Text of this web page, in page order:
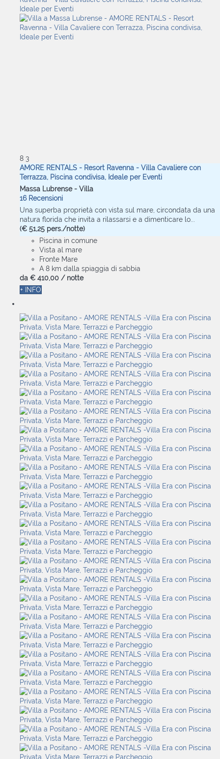
8 3
AMORE RENTALS - Resort Ravenna - Villa Cavaliere con
Terrazza, Piscina condivisa, Ideale per Eventi
Massa Lubrense - Villa
16 Recensioni
Una superba proprietà con vista sul mare, circondata da una
natura florida che invita a rilassarsi e a dimenticare lo...
(€ 51,25 pers./notte)
Piscina in comune
Vista al mare
Fronte Mare
A 8 km dalla spiaggia di sabbia
da € 410,00 / notte
+ INFO